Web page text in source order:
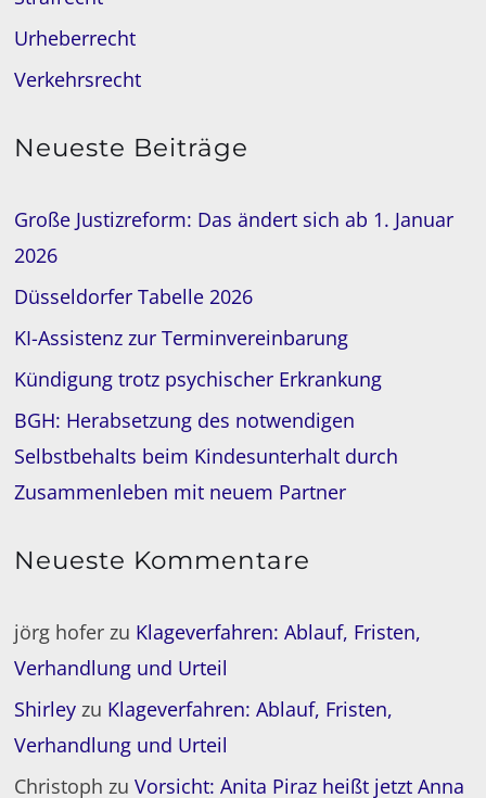
Urheberrecht
Verkehrsrecht
Neueste Beiträge
Große Justizreform: Das ändert sich ab 1. Januar
2026
Düsseldorfer Tabelle 2026
KI-Assistenz zur Terminvereinbarung
Kündigung trotz psychischer Erkrankung
BGH: Herabsetzung des notwendigen
Selbstbehalts beim Kindesunterhalt durch
Zusammenleben mit neuem Partner
Neueste Kommentare
jörg hofer zu Klageverfahren: Ablauf, Fristen,
Verhandlung und Urteil
Shirley zu Klageverfahren: Ablauf, Fristen,
Verhandlung und Urteil
Christoph zuVorsicht: Anita Piraz heißt jetzt Anna